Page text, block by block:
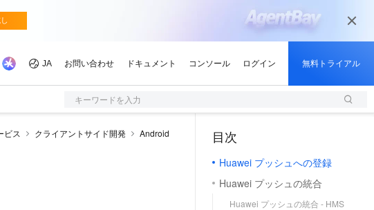
キーワードを入力
ビス クライアントサイド開発
Android
目次
Huawei プッシュへの登録
Huawei プッシュの統合
Huawei プッシュの統合 - HMS